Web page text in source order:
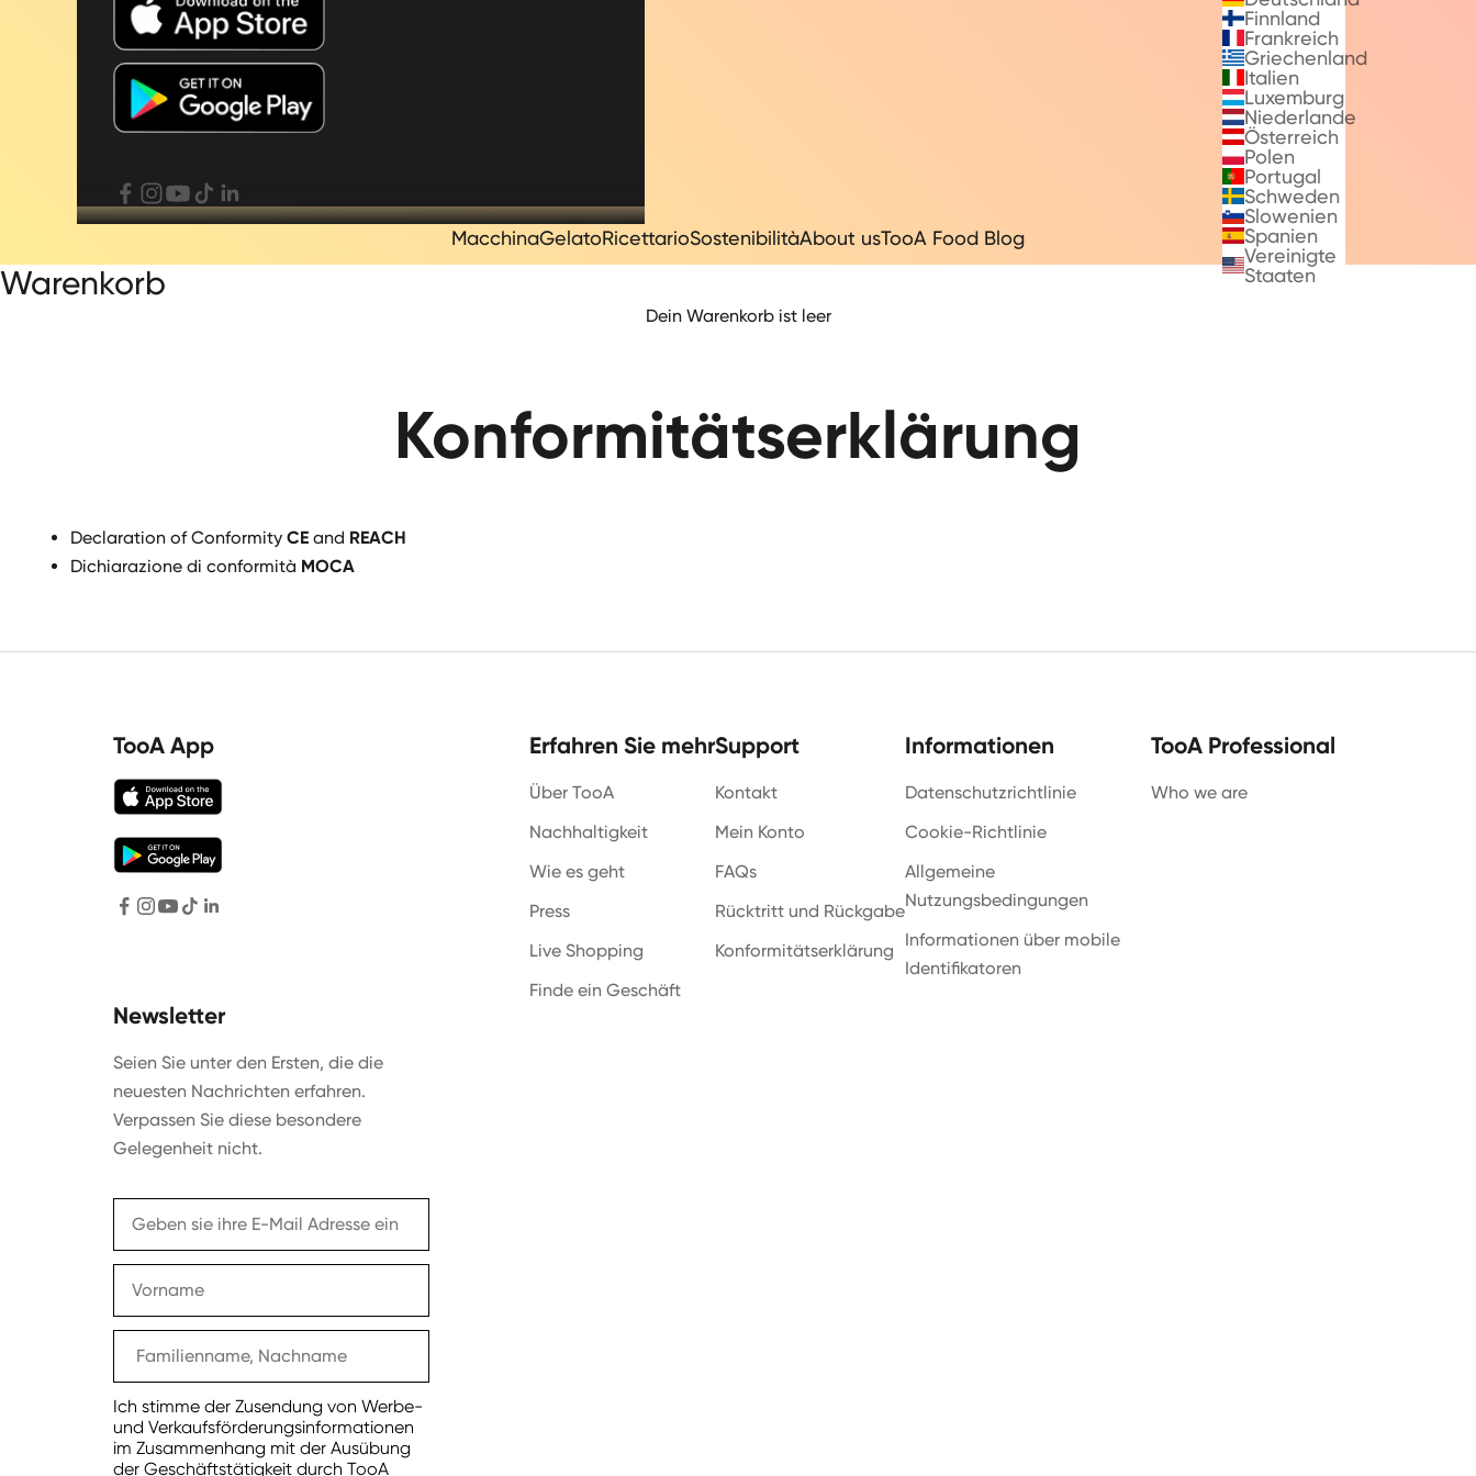
MacchinaGelatoRicettarioSostenibilitàAbout usTooA Food Blog
Finnland
Frankreich
Griechenland
Italien
Luxemburg
Niederlande
Österreich
Polen
Portugal
Schweden
Slowenien
Spanien
Vereinigte
Staaten
Warenkorb
Dein Warenkorb ist leer
Konformitätserklärung
Declaration of Conformity CE and REACH
Dichiarazione di conformità MOCA
TooA App Erfahren Sie mehr
Über TooA
Nachhaltigkeit
Wie es geht
Press
Live Shopping
Finde ein Geschäft
Support
Kontakt
Mein Konto
FAQs
Rücktritt und Rückgabe
Konformitätserklärung
Informationen
Datenschutzrichtlinie
Cookie-Richtlinie
Allgemeine
Nutzungsbedingungen
Informationen über mobile
Identifikatoren
TooA Professional
Who we are
Newsletter
Seien Sie unter den Ersten, die die
neuesten Nachrichten erfahren.
Verpassen Sie diese besondere
Gelegenheit nicht.
Ich stimme der Zusendung von Werbe-
und Verkaufsförderungsinformationen
im Zusammenhang mit der Ausübung
der Geschäftstätigkeit durch TooA